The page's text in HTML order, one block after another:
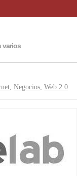
varios
, Negocios, Web 2.0